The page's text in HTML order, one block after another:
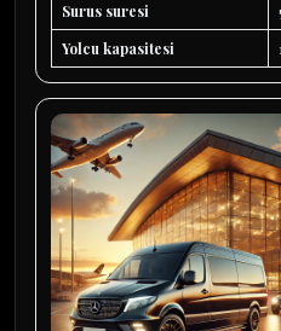
Surus suresi
Yolcu kapasitesi